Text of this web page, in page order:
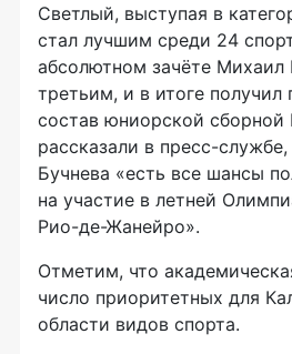
Светлый, выступая в
стал лучшим среди 24
абсолютном зачёте Михаил
третьим, и в итоге получил
состав юниорской сборной
рассказали в пресс-
Бучнева «есть все шансы
на участие в летней
Рио-де-Жанейро».
Отметим, что
число приоритетных для
области видов спорта.